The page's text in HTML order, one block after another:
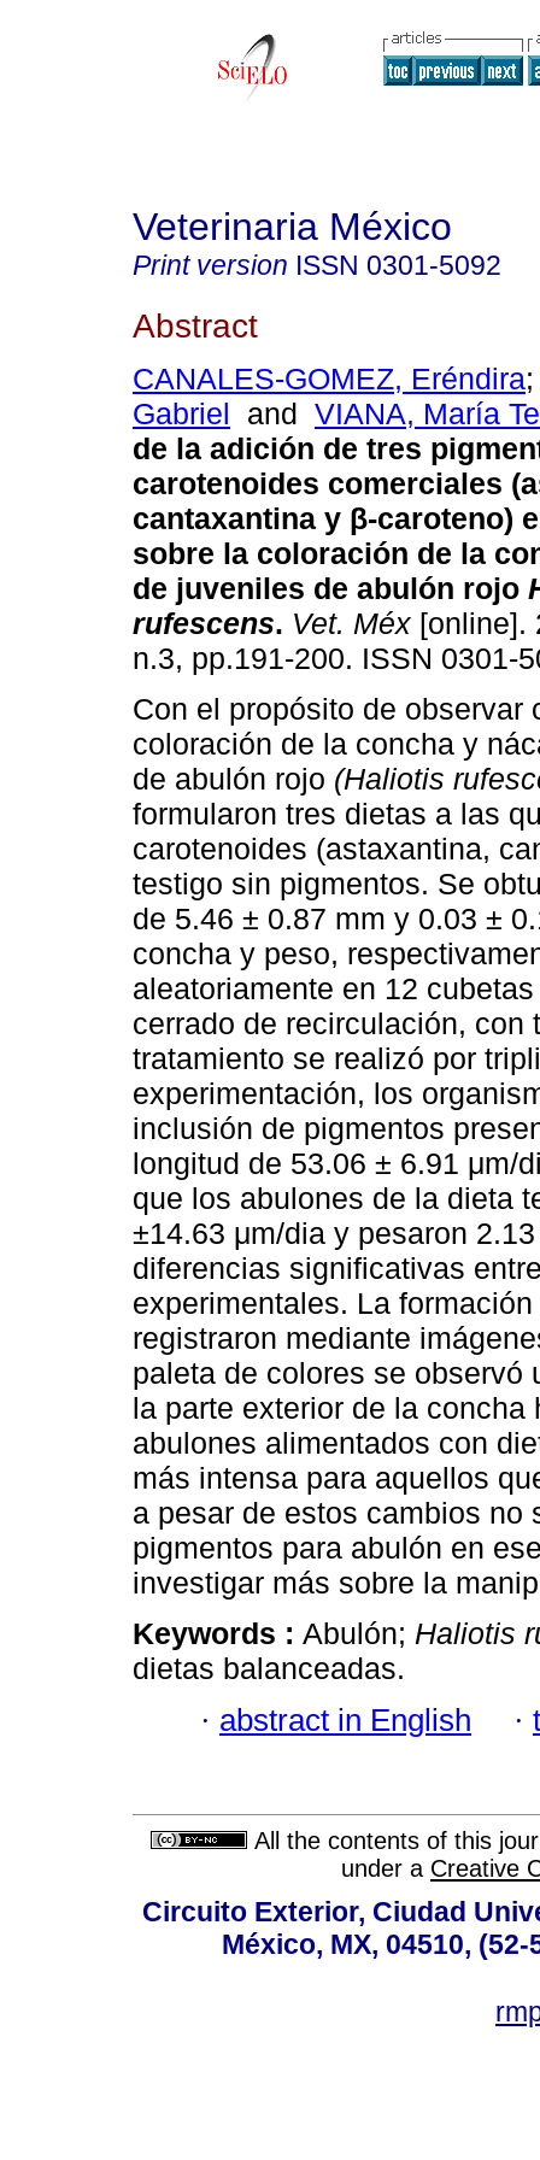
Veterinaria México
Print version ISSN 0301-5092
Abstract
CANALES-GOMEZ, Eréndira
Gabriel and VIANA, María
de la adición de tres
carotenoides comerciales
cantaxantina y β-caroteno)
sobre la coloración de la
de juveniles de abulón rojo
rufescens. Vet. Méx [online].
n.3, pp.191-200. ISSN 0301-
Con el propósito de observar
coloración de la concha y
de abulón rojo (Haliotis
formularon tres dietas a las
carotenoides (astaxantina,
testigo sin pigmentos. Se
de 5.46 ± 0.87 mm y 0.03 ±
concha y peso,
aleatoriamente en 12
cerrado de recirculación, con
tratamiento se realizó por
experimentación, los
inclusión de pigmentos
longitud de 53.06 ± 6.91 μm/
que los abulones de la dieta
±14.63 μm/dia y pesaron
diferencias significativas
experimentales. La
registraron mediante
paleta de colores se observó
la parte exterior de la
abulones alimentados con
más intensa para aquellos
a pesar de estos cambios no
pigmentos para abulón en
investigar más sobre la
Keywords : Abulón; Haliotis
dietas balanceadas.
· abstract in English ·
All the contents of this
under a Creative
Circuito Exterior, Ciudad
México, MX, 04510,